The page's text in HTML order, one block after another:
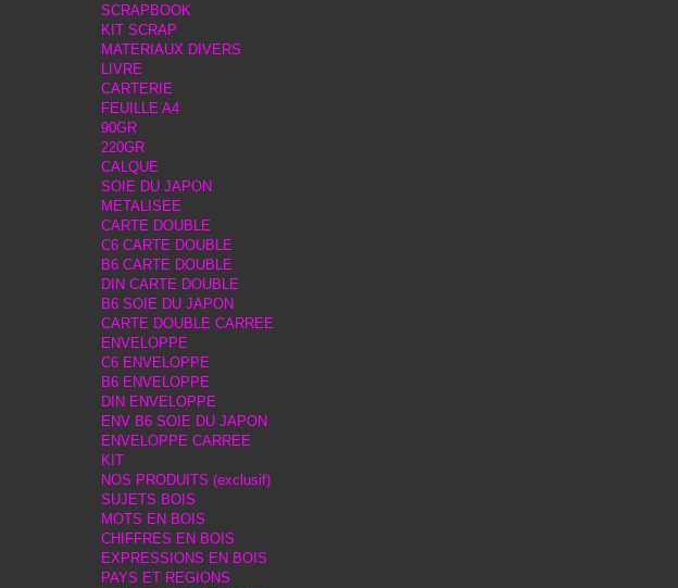
SCRAPBOOK
KIT SCRAP
MATERIAUX DIVERS
LIVRE
CARTERIE
FEUILLE A4
90GR
220GR
CALQUE
SOIE DU JAPON
METALISEE
CARTE DOUBLE
C6 CARTE DOUBLE
B6 CARTE DOUBLE
DIN CARTE DOUBLE
B6 SOIE DU JAPON
CARTE DOUBLE CARREE
ENVELOPPE
C6 ENVELOPPE
B6 ENVELOPPE
DIN ENVELOPPE
ENV B6 SOIE DU JAPON
ENVELOPPE CARREE
KIT
NOS PRODUITS (exclusif)
SUJETS BOIS
MOTS EN BOIS
CHIFFRES EN BOIS
EXPRESSIONS EN BOIS
PAYS ET REGIONS